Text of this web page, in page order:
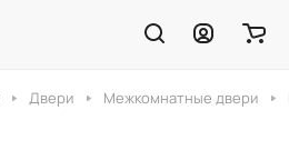
Двери Межкомнатные двери